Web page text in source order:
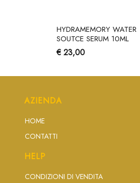
HYDRAMEMORY WATER
SOUTCE SERUM 10ML
€ 23,00
AZIENDA
HOME
CONTATTI
HELP
CONDIZIONI DI VENDITA